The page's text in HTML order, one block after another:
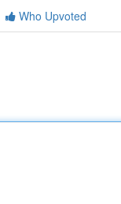
Who Upvoted